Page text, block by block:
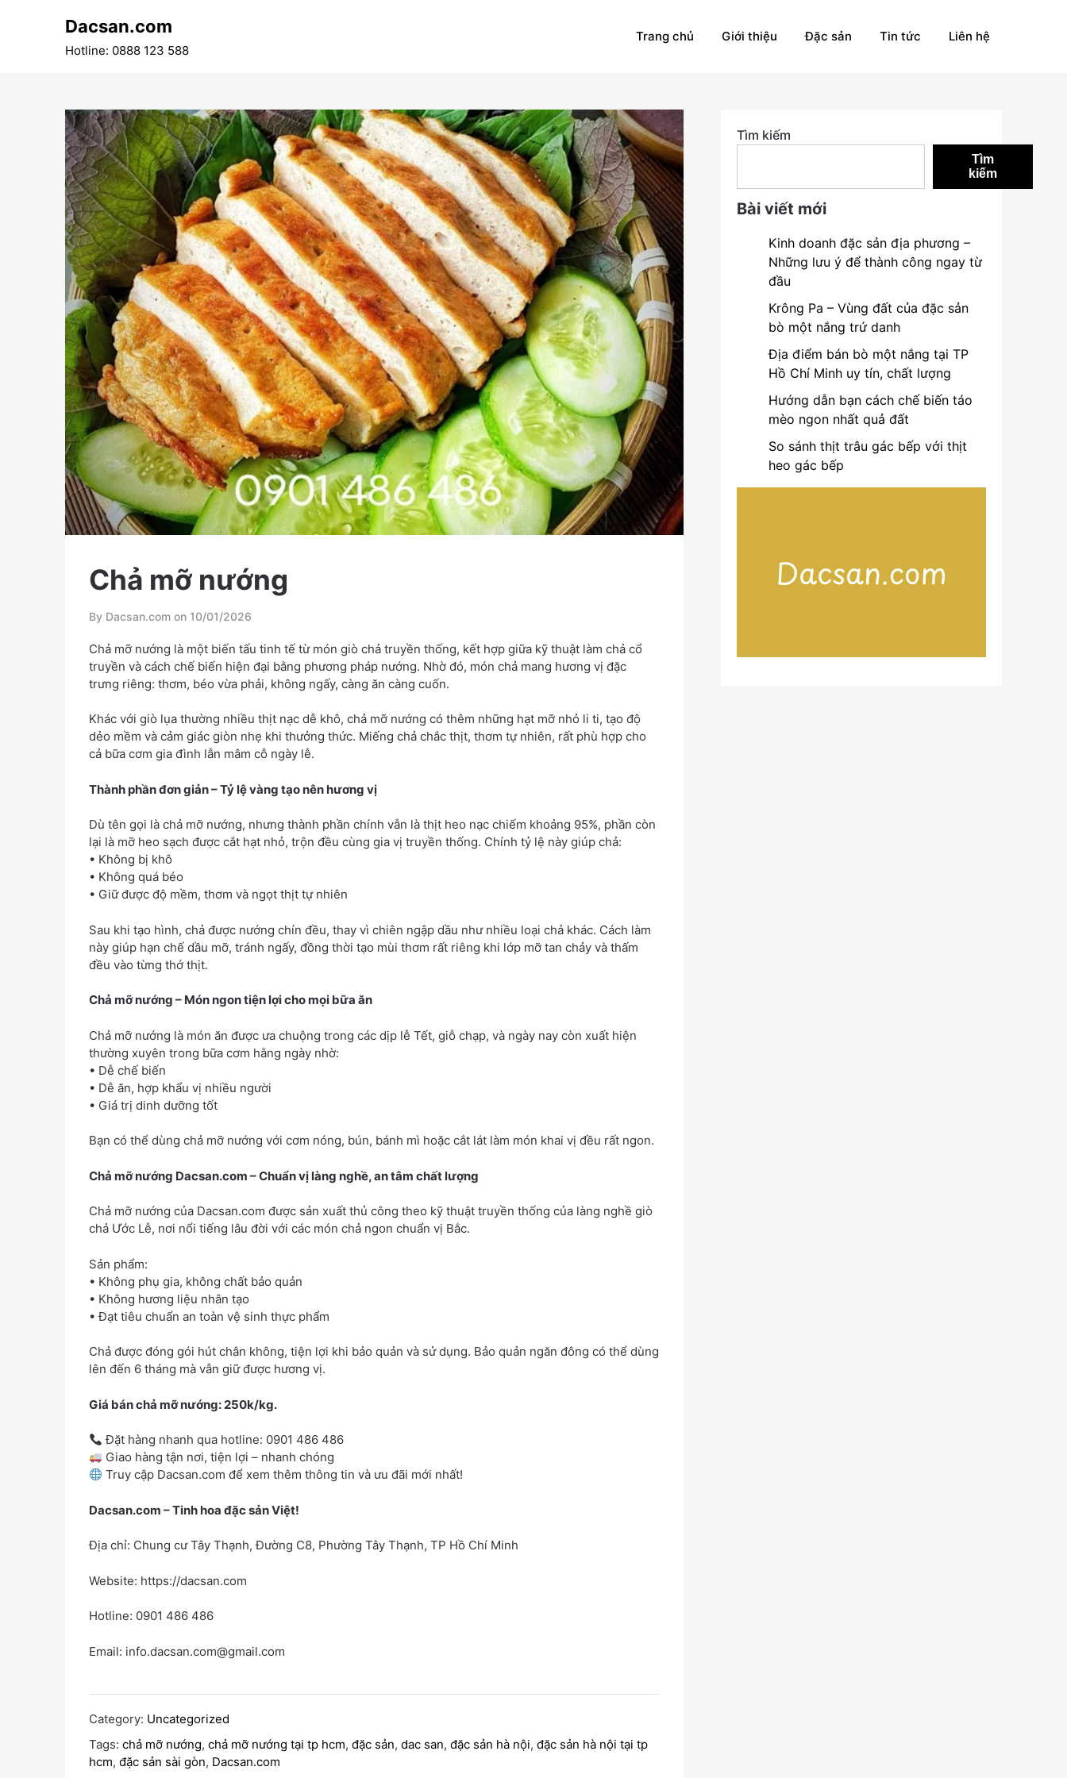
Dacsan.com
Hotline: 0888 123 588
Trang chủ Giới thiệu Đặc sản Tin tức Liên hệ
Chả mỡ nướng
By Dacsan.com on 10/01/2026
Chả mỡ nướng là một biến tấu tinh tế từ món giò chả truyền thống, kết hợp giữa kỹ thuật làm chả cổ
truyền và cách chế biến hiện đại bằng phương pháp nướng. Nhờ đó, món chả mang hương vị đặc
trưng riêng: thơm, béo vừa phải, không ngấy, càng ăn càng cuốn.
Khác với giò lụa thường nhiều thịt nạc dễ khô, chả mỡ nướng có thêm những hạt mỡ nhỏ li ti, tạo độ
dẻo mềm và cảm giác giòn nhẹ khi thưởng thức. Miếng chả chắc thịt, thơm tự nhiên, rất phù hợp cho
cả bữa cơm gia đình lẫn mâm cỗ ngày lễ.
Thành phần đơn giản – Tỷ lệ vàng tạo nên hương vị
Dù tên gọi là chả mỡ nướng, nhưng thành phần chính vẫn là thịt heo nạc chiếm khoảng 95%, phần còn
lại là mỡ heo sạch được cắt hạt nhỏ, trộn đều cùng gia vị truyền thống. Chính tỷ lệ này giúp chả:
• Không bị khô
• Không quá béo
• Giữ được độ mềm, thơm và ngọt thịt tự nhiên
Sau khi tạo hình, chả được nướng chín đều, thay vì chiên ngập dầu như nhiều loại chả khác. Cách làm
này giúp hạn chế dầu mỡ, tránh ngấy, đồng thời tạo mùi thơm rất riêng khi lớp mỡ tan chảy và thấm
đều vào từng thớ thịt.
Chả mỡ nướng – Món ngon tiện lợi cho mọi bữa ăn
Chả mỡ nướng là món ăn được ưa chuộng trong các dịp lễ Tết, giỗ chạp, và ngày nay còn xuất hiện
thường xuyên trong bữa cơm hằng ngày nhờ:
• Dễ chế biến
• Dễ ăn, hợp khẩu vị nhiều người
• Giá trị dinh dưỡng tốt
Bạn có thể dùng chả mỡ nướng với cơm nóng, bún, bánh mì hoặc cắt lát làm món khai vị đều rất ngon.
Chả mỡ nướng Dacsan.com – Chuẩn vị làng nghề, an tâm chất lượng
Chả mỡ nướng của Dacsan.com được sản xuất thủ công theo kỹ thuật truyền thống của làng nghề giò
chả Ước Lễ, nơi nổi tiếng lâu đời với các món chả ngon chuẩn vị Bắc.
Sản phẩm:
• Không phụ gia, không chất bảo quản
• Không hương liệu nhân tạo
• Đạt tiêu chuẩn an toàn vệ sinh thực phẩm
Chả được đóng gói hút chân không, tiện lợi khi bảo quản và sử dụng. Bảo quản ngăn đông có thể dùng
lên đến 6 tháng mà vẫn giữ được hương vị.
Giá bán chả mỡ nướng: 250k/kg.
Đặt hàng nhanh qua hotline: 0901 486 486
Giao hàng tận nơi, tiện lợi – nhanh chóng
Truy cập Dacsan.com để xem thêm thông tin và ưu đãi mới nhất!
Dacsan.com – Tinh hoa đặc sản Việt!
Địa chỉ: Chung cư Tây Thạnh, Đường C8, Phường Tây Thạnh, TP Hồ Chí Minh
Website: https://dacsan.com
Hotline: 0901 486 486
Email: info.dacsan.com@gmail.com
Category: Uncategorized
Tags: chả mỡ nướng, chả mỡ nướng tại tp hcm, đặc sản, dac san, đặc sản hà nội, đặc sản hà nội tại tp
hcm, đặc sản sài gòn, Dacsan.com
Tìm kiếm
Tìm
kiếm
Bài viết mới
Kinh doanh đặc sản địa phương –
Những lưu ý để thành công ngay từ
đầu
Krông Pa – Vùng đất của đặc sản
bò một nắng trứ danh
Địa điểm bán bò một nắng tại TP
Hồ Chí Minh uy tín, chất lượng
Hướng dẫn bạn cách chế biến táo
mèo ngon nhất quả đất
So sánh thịt trâu gác bếp với thịt
heo gác bếp